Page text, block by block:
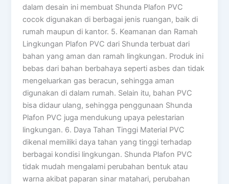
dalam desain ini membuat Shunda Plafon PVC
cocok digunakan di berbagai jenis ruangan, baik di
rumah maupun di kantor. 5. Keamanan dan Ramah
Lingkungan Plafon PVC dari Shunda terbuat dari
bahan yang aman dan ramah lingkungan. Produk ini
bebas dari bahan berbahaya seperti asbes dan tidak
mengeluarkan gas beracun, sehingga aman
digunakan di dalam rumah. Selain itu, bahan PVC
bisa didaur ulang, sehingga penggunaan Shunda
Plafon PVC juga mendukung upaya pelestarian
lingkungan. 6. Daya Tahan Tinggi Material PVC
dikenal memiliki daya tahan yang tinggi terhadap
berbagai kondisi lingkungan. Shunda Plafon PVC
tidak mudah mengalami perubahan bentuk atau
warna akibat paparan sinar matahari, perubahan